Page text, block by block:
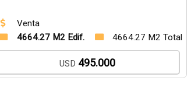
Venta
4664.27 M2 Edif.
4664.27 M2 Total
USD 495.000